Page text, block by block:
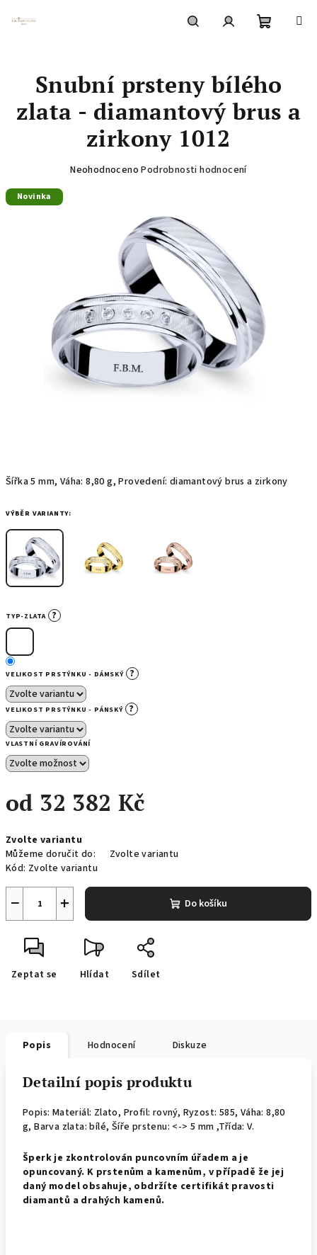
košík
Šířka 5 mm, Váha: 8,80 g, Provedení: diamantový brus a zirkony
VÝBĚR VARIANTY:
TYP-ZLATA ?
VELIKOST PRSTÝNKU - DÁMSKÝ ?
VELIKOST PRSTÝNKU - PÁNSKÝ ?
VLASTNÍ GRAVÍROVÁNÍ
od 32 382 Kč
cena:
Zvolte variantu
Můžeme doručit do:
Zvolte variantu
Kód: Zvolte variantu
+
− Do košíku
Zeptat se Hlídat Sdílet
Snubní prsteny bílého
zlata - diamantový brus a
zirkony 1012
Průměrné
Neohodnoceno Podrobnosti hodnocení
Novinka
Popis Hodnocení Diskuze
Detailní popis produktu
Popis: Materiál: Zlato, Profil: rovný, Ryzost: 585, Váha: 8,80
g, Barva zlata: bílé, Šíře prstenu: <-> 5 mm ,Třída: V.
Šperk je zkontrolován puncovním úřadem a je
opuncovaný. K prstenům a kamenům, v případě že jej
daný model obsahuje, obdržíte certifikát pravosti
diamantů a drahých kamenů.